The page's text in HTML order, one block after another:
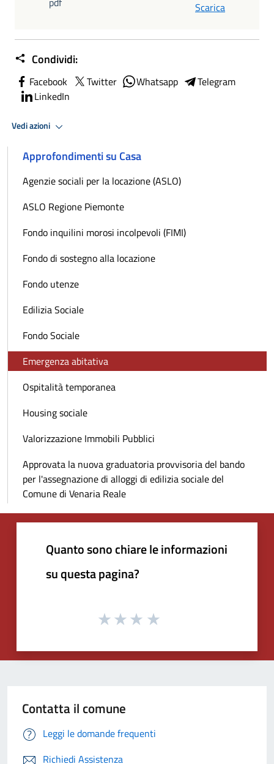
Scarica
Condividi:
Facebook Twitter Whatsapp
Telegram
LinkedIn
Vedi azioni
Approfondimenti su Casa
Agenzie sociali per la locazione (ASLO)
ASLO Regione Piemonte
Fondo inquilini morosi incolpevoli (FIMI)
Fondo di sostegno alla locazione
Fondo utenze
Edilizia Sociale
Fondo Sociale
Emergenza abitativa
Ospitalità temporanea
Housing sociale
Valorizzazione Immobili Pubblici
Approvata la nuova graduatoria provvisoria del bando
per l'assegnazione di alloggi di edilizia sociale del
Comune di Venaria Reale
Quanto sono chiare le informazioni
su questa pagina?
Contatta il comune
Leggi le domande frequenti
Richiedi Assistenza